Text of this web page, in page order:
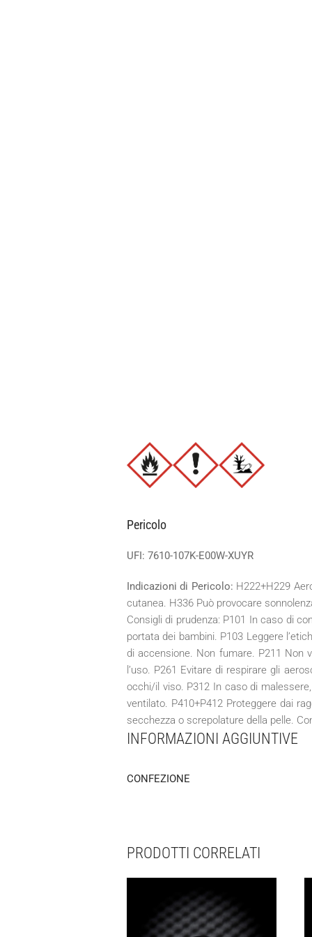
Pericolo
UFI: 7610-107K-E00W-XUYR
Indicazioni di Pericolo: H222+H229
cutanea. H336 Può provocare
Consigli di prudenza: P101 In caso di
portata dei bambini. P103 Leggere
di accensione. Non fumare. P211 Non
l’uso. P261 Evitare di respirare gli
occhi/il viso. P312 In caso di
ventilato. P410+P412 Proteggere dai
secchezza o screpolature della pelle.
INFORMAZIONI AGGIUNTIVE
CONFEZIONE
PRODOTTI CORRELATI